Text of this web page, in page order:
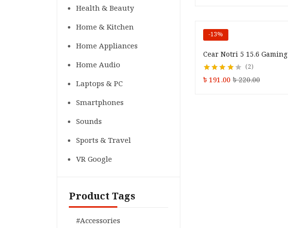
Health & Beauty
Home & Kitchen
Home Appliances
Home Audio
Laptops & PC
Smartphones
Sounds
Sports & Travel
VR Google
Product Tags
Accessories
-13%
Cear Notri 5 15.6 Gaming
Rated 4.00
out of 5
2
৳ 191.00 ৳220.00